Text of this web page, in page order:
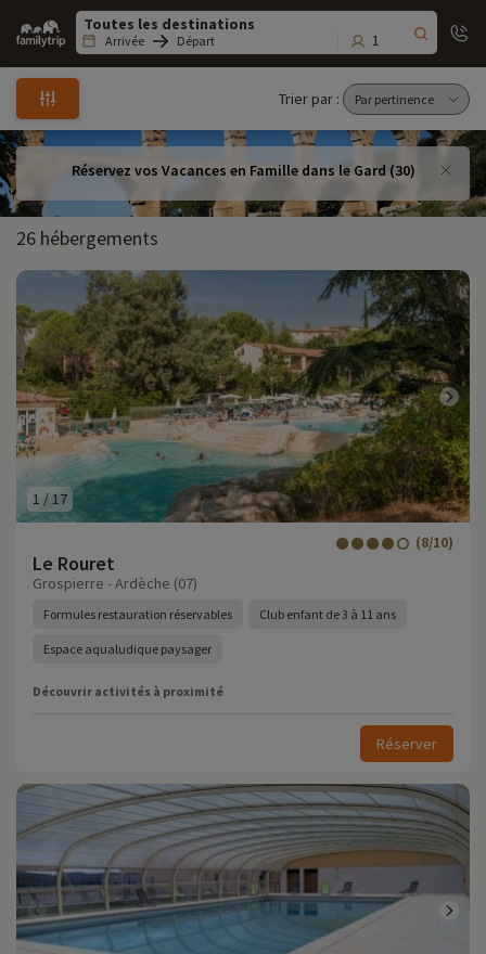
Family
trip
Arrivée Départ 1
Trier par :
Réservez vos Vacances en Famille dans le Gard (30)
26 hébergements
1 /17
Le Rouret
(8/10)
Grospierre - Ardèche (07)
Formules restauration réservables Club enfant de 3 à 11 ans
Espace aqualudique paysager
Découvrir activités à proximité
Réserver